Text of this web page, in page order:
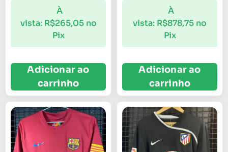
À
vista: R$265,05 no
Pix
Adicionar ao
carrinho
À
vista: R$878,75 no
Pix
Adicionar ao
carrinho